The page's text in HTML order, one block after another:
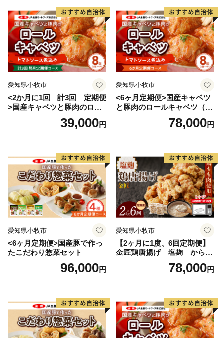
※土日祝はお休みをいただいております。
※土日祝祭日にいただいたメールへの回答は翌営業日以
降となりますので、ご了承ください。
◎受領証明書の発行やワンストップ特例申請の受付状況
等のお問い合わせ
玉東町コールセンター（事務委託先）
営業時間：月曜から金曜（祝日除く）午前9時から午後5
時15分
E-mail：gyokuto@do-furusato.jp
愛知県小牧市
<2か月に1回 計3回 定期便
>国産キャベツと豚肉のロー
ルキャベツ（4P入り）
39,000円
愛知県小牧市
<6ヶ月定期便>国産キャベツ
と豚肉のロールキャベツ（4P
78,000円
愛知県小牧市
<6ヶ月定期便>国産豚で作っ
たこだわり惣菜セット
96,000円
愛知県小牧市
【2ヶ月に1度、6回定期便】
金匠鶏唐揚げ 塩麹 からあ
78,000円